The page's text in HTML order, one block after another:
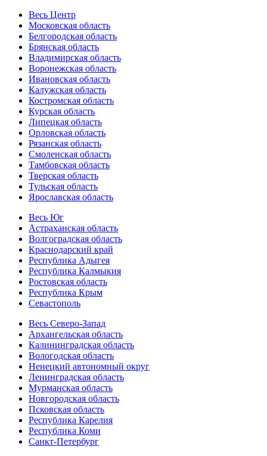
Весь Центр
Московская область
Белгородская область
Брянская область
Владимирская область
Воронежская область
Ивановская область
Калужская область
Костромская область
Курская область
Липецкая область
Орловская область
Рязанская область
Смоленская область
Тамбовская область
Тверская область
Тульская область
Ярославская область
Весь Юг
Астраханская область
Волгоградская область
Краснодарский край
Республика Адыгея
Республика Калмыкия
Ростовская область
Республика Крым
Севастополь
Весь Северо-Запад
Архангельская область
Калининградская область
Вологодская область
Ненецкий автономный округ
Ленинградская область
Мурманская область
Новгородская область
Псковская область
Республика Карелия
Республика Коми
Санкт-Петербург